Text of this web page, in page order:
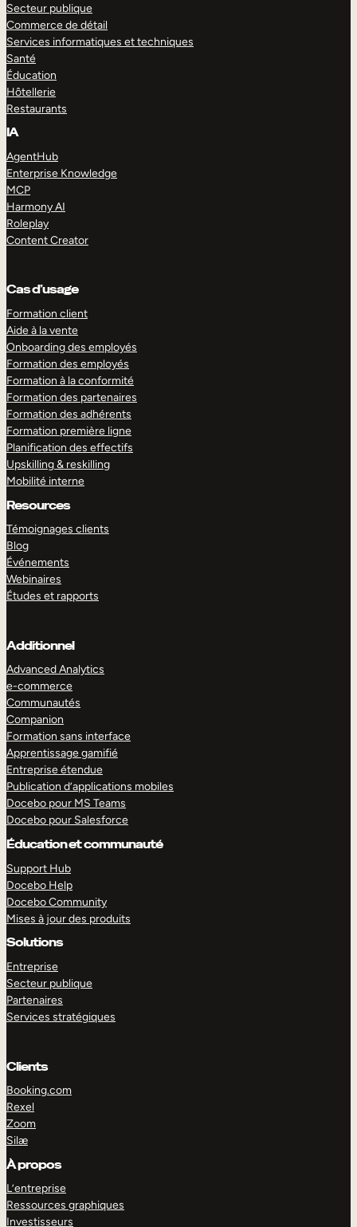
Secteur publique
Commerce de détail
Services informatiques et techniques
Santé
Éducation
Hôtellerie
Restaurants
IA
AgentHub
Enterprise Knowledge
MCP
Harmony AI
Roleplay
Content Creator
Cas d’usage
Formation client
Aide à la vente
Onboarding des employés
Formation des employés
Formation à la conformité
Formation des partenaires
Formation des adhérents
Formation première ligne
Planification des effectifs
Upskilling & reskilling
Mobilité interne
Resources
Témoignages clients
Blog
Événements
Webinaires
Études et rapports
Additionnel
Advanced Analytics
e-commerce
Communautés
Companion
Formation sans interface
Apprentissage gamifié
Entreprise étendue
Publication d’applications mobiles
Docebo pour MS Teams
Docebo pour Salesforce
Éducation et communauté
Support Hub
Docebo Help
Docebo Community
Mises à jour des produits
Solutions
Entreprise
Secteur publique
Partenaires
Services stratégiques
Clients
Booking.com
Rexel
Zoom
Silæ
À propos
L’entreprise
Ressources graphiques
Investisseurs